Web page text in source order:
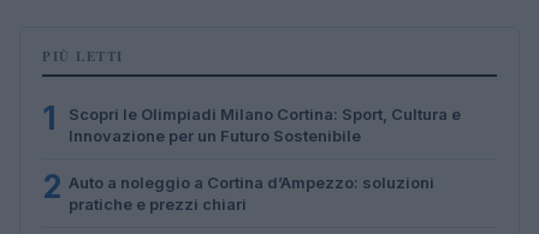
PIÙ LETTI
1
Scopri le Olimpiadi Milano Cortina: Sport, Cultura e
Innovazione per un Futuro Sostenibile
2 Auto a noleggio a Cortina d’Ampezzo: soluzioni
pratiche e prezzi chiari